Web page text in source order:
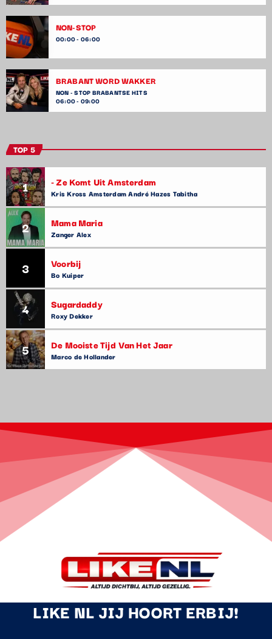
NON-STOP
00:00 - 06:00
BRABANT WORD WAKKER
NON - STOP BRABANTSE HITS
06:00 - 09:00
TOP 5
1 - Ze Komt Uit Amsterdam
Kris Kross Amsterdam André Hazes Tabitha
2 Mama Maria
Zanger Alex
3 Voorbij
Bo Kuiper
4 Sugardaddy
Roxy Dekker
5 De Mooiste Tijd Van Het Jaar
Marco de Hollander
LIKE NL JIJ HOORT ERBIJ!